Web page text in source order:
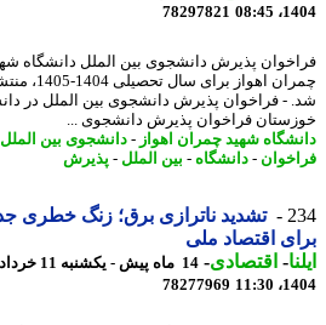
78297821
پذیرش دانشجوی بین الملل دانشگاه شهید
چمران اهواز برای سال تحصیلی 1404-1405، منتشر
- فراخوان پذیرش دانشجوی بین الملل در
فراخوان پذیرش دانشجوی ...
شهید چمران اهواز -دانشجوی بین الملل-
- دانشگاه-بین الملل-پذیرش
تشدید ناترازی برق؛ زنگ خطری جدی
اقتصاد ملی
-اقتصادی-
14 ماه پیش - یکشنبه 11 خرداد
78277969